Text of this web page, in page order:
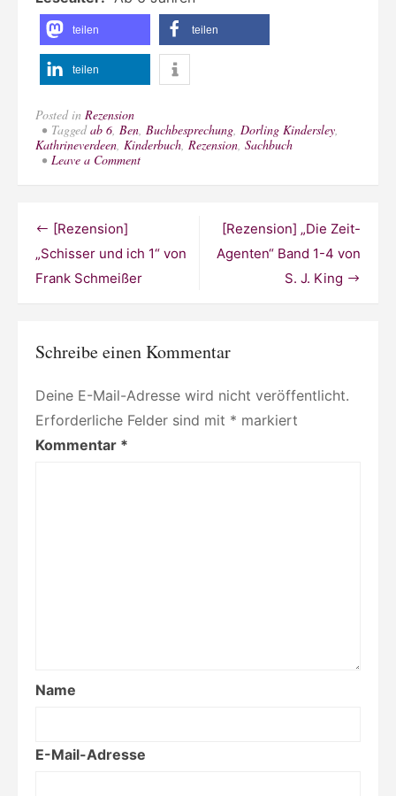
teilen teilen
teilen
Posted in Rezension
Taggedab 6, Ben, Buchbesprechung, Dorling Kindersley,
Kathrineverdeen, Kinderbuch, Rezension, Sachbuch
Leave a Commenton
Tom
Beitragsnavigation
[Rezension] „Die Zeit-
Agenten“ Band 1-4 von
S. J. King
[Rezension]
„Schisser und ich 1“ von
Frank Schmeißer
Schreibe einen Kommentar
Deine E-Mail-Adresse wird nicht veröffentlicht.
Erforderliche Felder sind mit * markiert
Kommentar *
Name
E-Mail-Adresse